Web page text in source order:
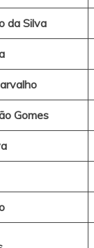
da Silva
Gomes